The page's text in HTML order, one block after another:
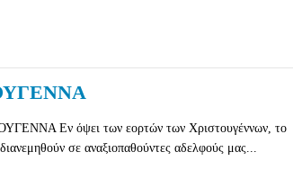
Εν όψει των εορτών των Χριστουγέννων, το
σε αναξιοπαθούντες αδελφούς μας...